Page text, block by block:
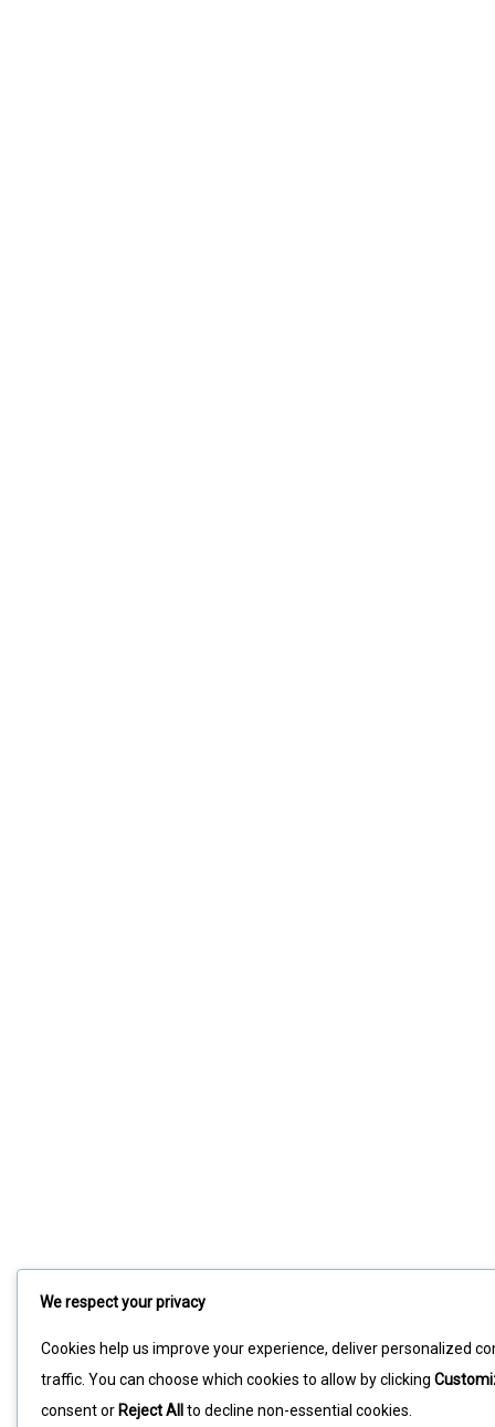
We respect your privacy
Cookies help us improve your experience, deliver personalized
traffic. You can choose which cookies to allow by clicking
consent or Reject All to decline non-essential cookies.